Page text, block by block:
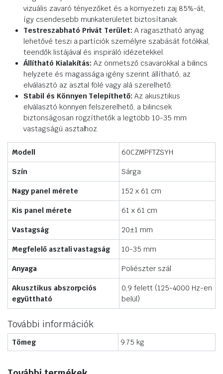
vizuális zavaró tényezőket és a környezeti zaj 85%-át,
így csendesebb munkaterületet biztosítanak.
Testreszabható Privát Terület: A ragasztható anyag
lehetővé teszi a partíciók személyre szabását fotókkal,
teendők listájával és inspiráló idézetekkel.
Állítható Kialakítás: Az önmetsző csavarokkal a bilincs
helyzete és magassága igény szerint állítható, az
elválasztó az asztal fölé vagy alá szerelhető.
Stabil és Könnyen Telepíthető: Az akusztikus
elválasztó könnyen felszerelhető, a bilincsek
biztonságosan rögzíthetők a legtöbb 10-35 mm
vastagságú asztalhoz.
Modell 60CZMPFTZSYH
Szín Sárga
Nagy panel mérete 152 x 61 cm
Kis panel mérete 61 x 61 cm
Vastagság 20±1 mm
Megfelelő asztali vastagság 10-35 mm
Anyaga Poliészter szál
Akusztikus abszorpciós
együttható
0,9 felett (125-4000 Hz-en
belül)
További információk
Tömeg 9.75 kg